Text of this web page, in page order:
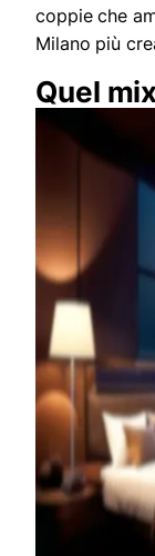
coppie che
Milano più
Quel